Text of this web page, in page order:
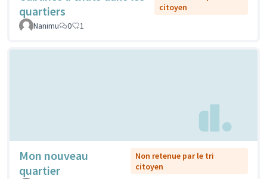
quartiers
citoyen
Nanimu
0 1
Mon nouveau
quartier
Non retenue par le tri
citoyen